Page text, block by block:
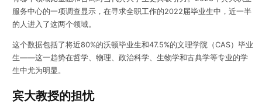
服务中心的一项调查显示，在寻求全职工作的2022届毕业生中，近一半
的人进入了这两个领域。
这个数据包括了将近80%的沃顿毕业生和47.5%的文理学院（CAS）毕业
生——这一趋势在哲学、物理、政治科学、生物学和古典学等专业的学
生中尤为明显。
宾大教授的担忧